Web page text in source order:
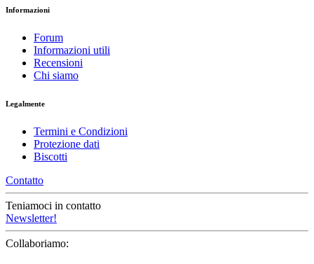
Informazioni
Forum
Informazioni utili
Recensioni
Chi siamo
Legalmente
Termini e Condizioni
Protezione dati
Biscotti
Contatto
Teniamoci in contatto
Newsletter!
Collaboriamo: